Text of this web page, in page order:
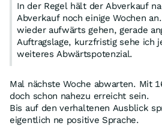
In der Regel hält der Abverkauf
Abverkauf noch einige Wochen
wieder aufwärts gehen, gerade
Auftragslage, kurzfristig sehe ich
weiteres Abwärtspotenzial.
Mal nächste Woche abwarten. Mit
doch schon nahezu erreicht sein.
Bis auf den verhaltenen Ausblick
eigentlich ne positive Sprache.